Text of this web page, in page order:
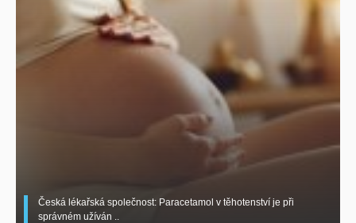
Česká lékařská společnost: Paracetamol v těhotenství je při
správném užíván ..